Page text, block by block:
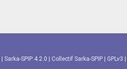
Sarka-SPIP 4.2.0 Collectif Sarka-SPIP GPLv3